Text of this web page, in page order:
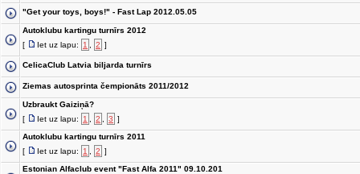
"Get your toys, boys!" - Fast Lap 2012.05.05
Autoklubu kartingu turnīrs 2012
[
Iet uz lapu: 1 2 ]
CelicaClub Latvia biljarda turnīrs
Ziemas autosprinta čempionāts 2011/2012
Uzbraukt Gaiziņā?
[
Iet uz lapu: 1 2 3 ]
Autoklubu kartingu turnīrs 2011
[
Iet uz lapu: 1 2 ]
Estonian Alfaclub event "Fast Alfa 2011" 09.10.201